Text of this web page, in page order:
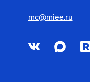
mc@miee.ru